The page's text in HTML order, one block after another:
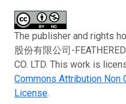
The publisher and rights
股份有限公司-
CO. LTD. This work is
Commons Attribution Non
License.